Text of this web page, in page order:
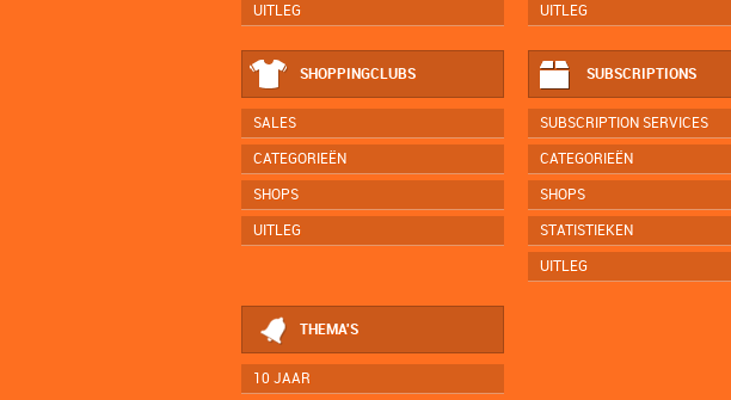
UITLEG UITLEG
SHOPPINGCLUBS
SALES
CATEGORIEËN
SHOPS
UITLEG
SUBSCRIPTIONS
SUBSCRIPTION SERVICES
CATEGORIEËN
SHOPS
STATISTIEKEN
UITLEG
THEMA'S
10 JAAR